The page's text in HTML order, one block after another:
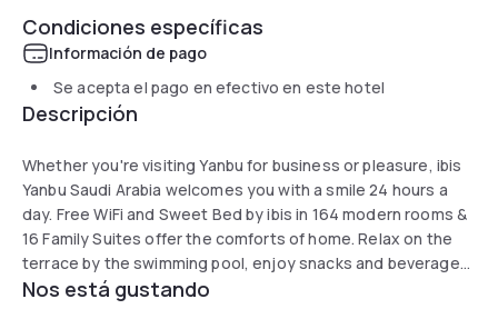
Condiciones específicas
Información de pago
Se acepta el pago en efectivo en este hotel
Descripción
Whether you're visiting Yanbu for business or pleasure, ibis
Yanbu Saudi Arabia welcomes you with a smile 24 hours a
day. Free WiFi and Sweet Bed by ibis in 164 modern rooms &
16 Family Suites offer the comforts of home. Relax on the
terrace by the swimming pool, enjoy snacks and beverages
day and night at the bar, and sample the fresh, tasty dishes
Nos está gustando